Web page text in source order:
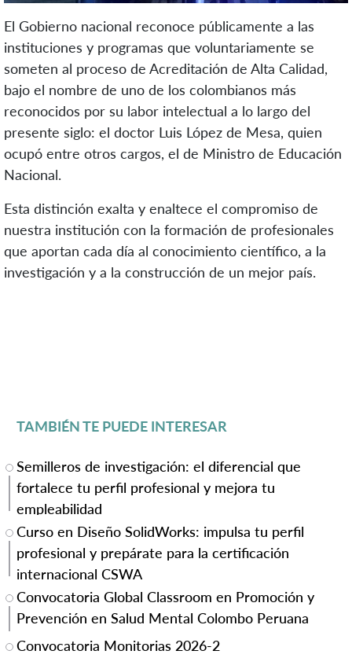
El Gobierno nacional reconoce públicamente a las
instituciones y programas que voluntariamente se
someten al proceso de Acreditación de Alta Calidad,
bajo el nombre de uno de los colombianos más
reconocidos por su labor intelectual a lo largo del
presente siglo: el doctor Luis López de Mesa, quien
ocupó entre otros cargos, el de Ministro de Educación
Nacional.
Esta distinción exalta y enaltece el compromiso de
nuestra institución con la formación de profesionales
que aportan cada día al conocimiento científico, a la
investigación y a la construcción de un mejor país.
TAMBIÉN TE PUEDE INTERESAR
Semilleros de investigación: el diferencial que
fortalece tu perfil profesional y mejora tu
empleabilidad
Curso en Diseño SolidWorks: impulsa tu perfil
profesional y prepárate para la certificación
internacional CSWA
Convocatoria Global Classroom en Promoción y
Prevención en Salud Mental Colombo Peruana
Convocatoria Monitorias 2026-2